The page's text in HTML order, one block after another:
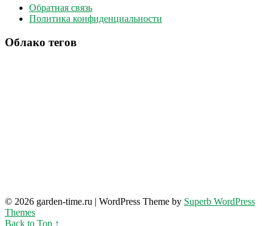
Обратная связь
Политика конфиденциальности
Облако тегов
© 2026 garden-time.ru | WordPress Theme by Superb WordPress
Themes
Back to Top ↑